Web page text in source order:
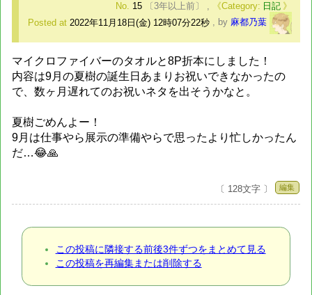
No. 15 〔3年以上前〕 ,
日記
Posted at 2022年11月18日(金) 12時07分22秒 , by 麻都乃葉
マイクロファイバーのタオルと8P折本にしました！
内容は9月の夏樹の誕生日あまりお祝いできなかったの
で、数ヶ月遅れてのお祝いネタを出そうかなと。
夏樹ごめんよー！
9月は仕事やら展示の準備やらで思ったより忙しかったん
だ…😂🙏
〔 128文字 〕 編集
この投稿に隣接する前後3件ずつをまとめて見る
この投稿を再編集または削除する